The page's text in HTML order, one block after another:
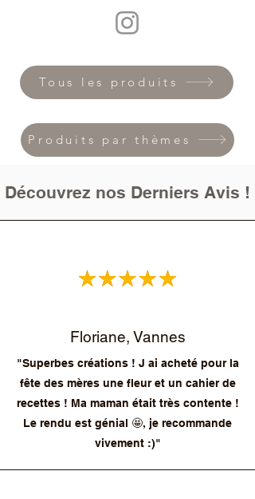
Tous les produits
Produits par thèmes
Découvrez nos Derniers Avis !
Floriane, Vannes
"Superbes créations ! J ai acheté pour la
fête des mères une fleur et un cahier de
recettes ! Ma maman était très contente !
Le rendu est génial 🤩, je recommande
vivement :)"